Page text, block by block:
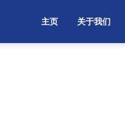
主页 关于我们